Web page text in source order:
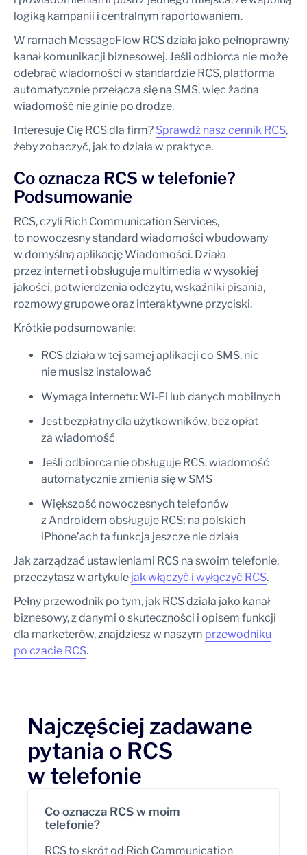
logiką kampanii i centralnym raportowaniem.
W ramach MessageFlow RCS działa jako pełnoprawny
kanał komunikacji biznesowej. Jeśli odbiorca nie może
odebrać wiadomości w standardzie RCS, platforma
automatycznie przełącza się na SMS, więc żadna
wiadomość nie ginie po drodze.
Interesuje Cię RCS dla firm? Sprawdź nasz cennik RCS,
żeby zobaczyć, jak to działa w praktyce.
Co oznacza RCS w telefonie?
Podsumowanie
RCS, czyli Rich Communication Services,
to nowoczesny standard wiadomości wbudowany
w domyślną aplikację Wiadomości. Działa
przez internet i obsługuje multimedia w wysokiej
jakości, potwierdzenia odczytu, wskaźniki pisania,
rozmowy grupowe oraz interaktywne przyciski.
Krótkie podsumowanie:
RCS działa w tej samej aplikacji co SMS, nic
nie musisz instalować
Wymaga internetu: Wi-Fi lub danych mobilnych
Jest bezpłatny dla użytkowników, bez opłat
za wiadomość
Jeśli odbiorca nie obsługuje RCS, wiadomość
automatycznie zmienia się w SMS
Większość nowoczesnych telefonów
z Androidem obsługuje RCS; na polskich
iPhone’ach ta funkcja jeszcze nie działa
Jak zarządzać ustawieniami RCS na swoim telefonie,
przeczytasz w artykule jak włączyć i wyłączyć RCS.
Pełny przewodnik po tym, jak RCS działa jako kanał
biznesowy, z danymi o skuteczności i opisem funkcji
dla marketerów, znajdziesz w naszym przewodniku
po czacie RCS.
Najczęściej zadawane
pytania o RCS
w telefonie
Co oznacza RCS w moim
telefonie?
RCS to skrót od Rich Communication